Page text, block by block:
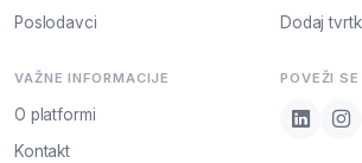
Poslodavci
Dodaj
VAŽNE INFORMACIJE
O platformi
Kontakt
POVEŽI SE